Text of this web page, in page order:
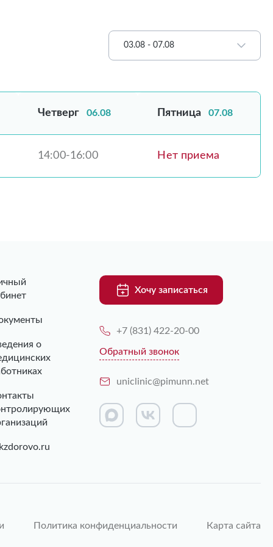
03.08 - 07.08
Четверг 06.08
14:00-16:00
Пятница 07.08
Нет приема
о
Хочу записаться
+7 (831) 422-20-00
Обратный звонок
uniclinic@pimunn.net
Политика конфиденциальности Карта сайта